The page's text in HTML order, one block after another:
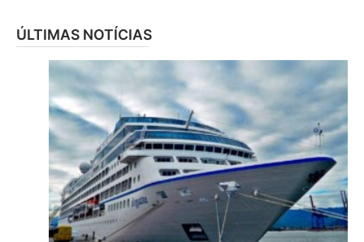
ÚLTIMAS NOTÍCIAS